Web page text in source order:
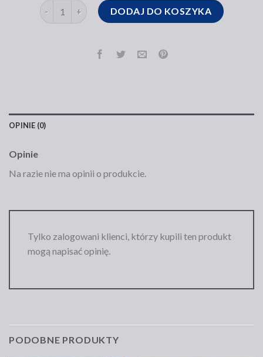
ilość torba bawelnianaDODAJ DO KOSZYKA
OPINIE (0)
Opinie
Na razie nie ma opinii o produkcie.
Tylko zalogowani klienci, którzy kupili ten produkt
mogą napisać opinię.
PODOBNE PRODUKTY